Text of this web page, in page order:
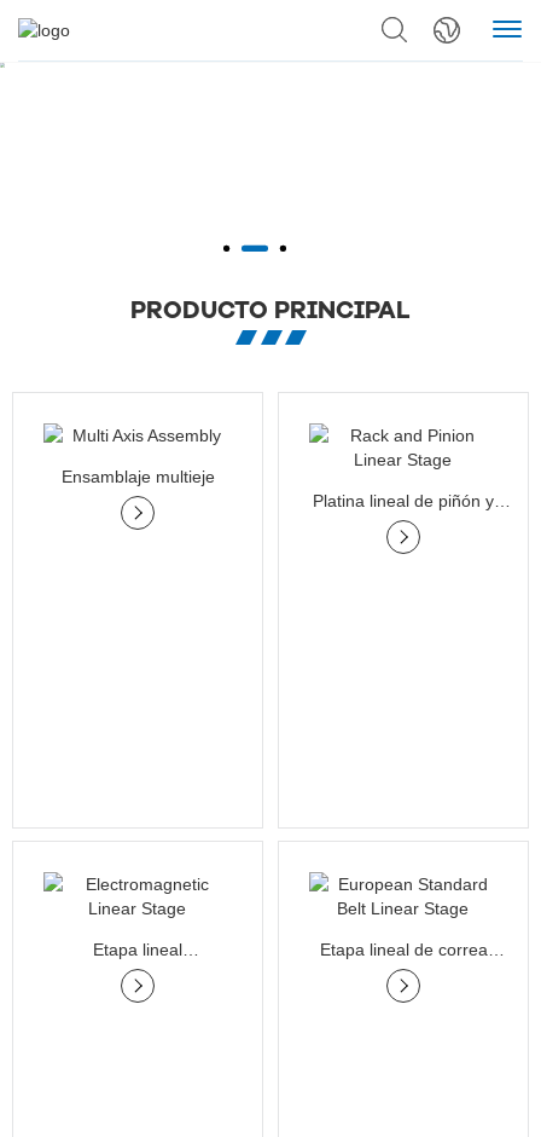
PRODUCTO PRINCIPAL
Ensamblaje multieje
Platina lineal de piñón y
cremallera
Etapa lineal
electromagnética
Etapa lineal de correa
estándar europea